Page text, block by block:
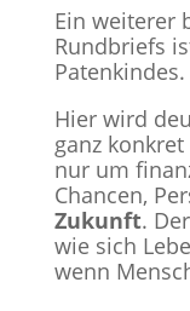
Ein weiterer
Rundbriefs
Patenkindes.
Hier wird
ganz
nur um
Chancen,
Zukunft.
wie sich
wenn